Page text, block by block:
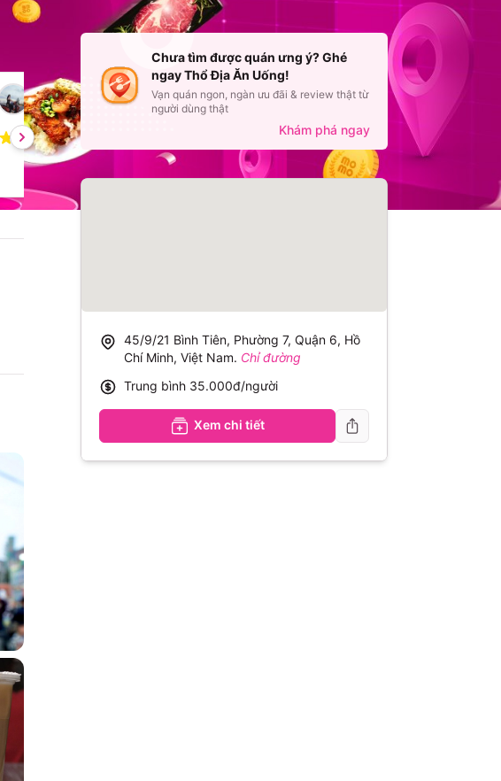
cả
NGUYỄN THỊ KIM CHI
5 5 ·Rất hài lòng
45/9/21 Bình Tiên, Phường 7, Quận 6, Hồ
Chí Minh, Việt Nam. Chỉ đường
Trung bình 35.000đ/người
Xem chi tiết
Chưa tìm được quán ưng ý? Ghé
ngay Thổ Địa Ăn Uống!
Vạn quán ngon, ngàn ưu đãi & review thật từ
người dùng thật
Khám phá ngay